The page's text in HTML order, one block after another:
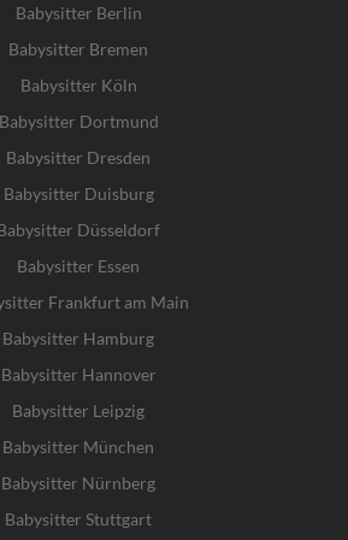
Babysitter Berlin
Babysitter Bremen
Babysitter Köln
Babysitter Dortmund
Babysitter Dresden
Babysitter Duisburg
Düsseldorf
Babysitter Essen
Frankfurt am Main
Babysitter Hamburg
Babysitter Hannover
Babysitter Leipzig
Babysitter München
Babysitter Nürnberg
Babysitter Stuttgart